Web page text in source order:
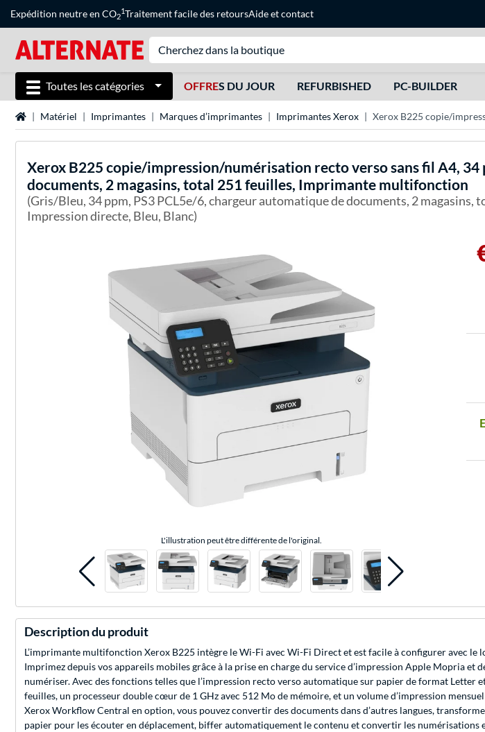
Expédition neutre en CO2
1Traitement facile des retoursAideetcontact
Toutes les catégories OFFRES DU JOUR REFURBISHED PC-BUILDER
Page d'accueil
Matériel Imprimantes Marques d’imprimantes Imprimantes Xerox Xerox B225 copie/
Xerox B225 copie/impression/numérisation recto verso sans fil A4, 34
documents, 2 magasins, total 251 feuilles, Imprimante multifonction
(Gris/Bleu, 34 ppm, PS3 PCL5e/6, chargeur automatique de documents, 2
Impression directe, Bleu, Blanc)
L'illustration peut être différente de l'original.
Description du produit
L’imprimante multifonction Xerox B225 intègre le Wi-Fi avec Wi-Fi Direct et est facile à configurer avec
Imprimez depuis vos appareils mobiles grâce à la prise en charge du service d’impression Apple Mopria
numériser. Avec des fonctions telles que l’impression recto verso automatique sur papier de format
feuilles, un processeur double cœur de 1 GHz avec 512 Mo de mémoire, et un volume d’impression
Xerox Workflow Central en option, vous pouvez convertir des documents dans d’autres langues,
papier pour les écouter en déplacement, biffer automatiquement le contenu et convertir les